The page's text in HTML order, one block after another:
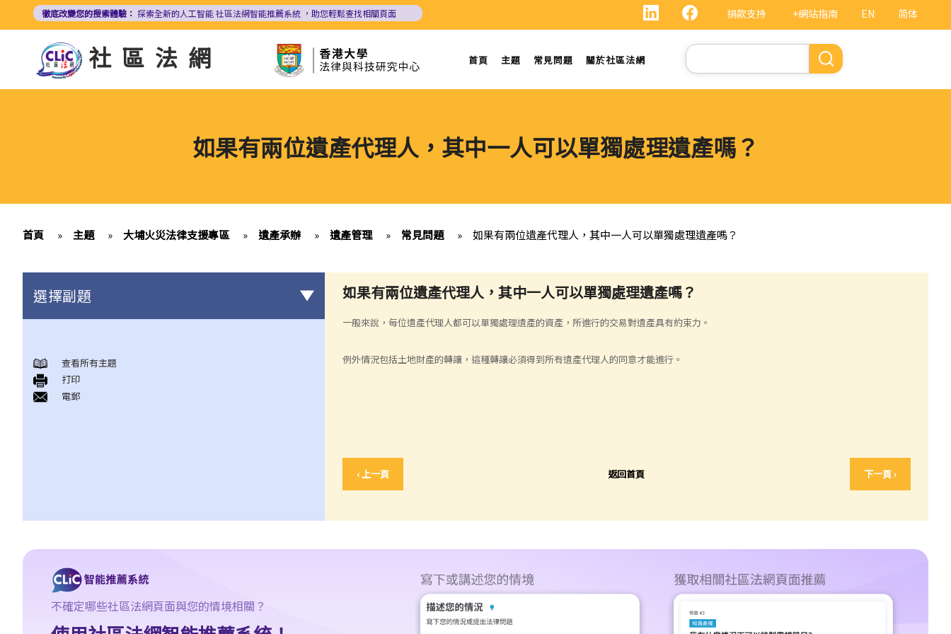
EN 简体
捐款支持 +網站指南
徹底改變您的搜索體驗： 探索全新的人工智能社區法網智能推薦系統 ，助您輕鬆查找相關頁面
社區法網 首頁 主題 常見問題 關於社區法網
Search
如果有兩位遺產代理人，其中一人可以單獨處理遺產嗎？
首頁 » 主題 » 大埔火災法律支援專區 » 遺產承辦 » 遺產管理 » 常見問題 » 如果有兩位遺產代理人，其中一人可以單獨處理遺產嗎？
如果有兩位遺產代理人，其中一人可以單獨處理遺產嗎？
一般來說，每位遺產代理人都可以單獨處理遺產的資產，所進行的交易對遺產具有約束力。
例外情況包括土地財產的轉讓，這種轉讓必須得到所有遺產代理人的同意才能進行。
‹ 上一頁 返回首頁 下一頁 ›
選擇副題
A. 火葬
B. 骨灰安置所（靈灰安置所）
C. 土葬
我受傷後，何時可提出申索？
如何就人身傷害提出申索？
人身傷害訴訟所涉的法律程序
1. 申索信（原告人）及建設性的答覆（被告人）
2. 傳訊令狀
查看所有主題
打印
電郵
不確定哪些社區法網頁面與您的情境相關？